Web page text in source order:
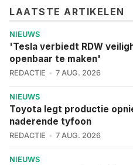
LAATSTE ARTIKELEN
NIEUWS
'Tesla verbiedt RDW
openbaar te maken'
REDACTIE 7 AUG. 2026
NIEUWS
Toyota legt productie
naderende tyfoon
REDACTIE 7 AUG. 2026
NIEUWS